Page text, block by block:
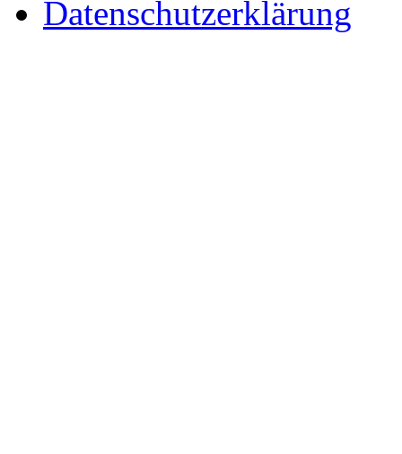
Datenschutzerklärung